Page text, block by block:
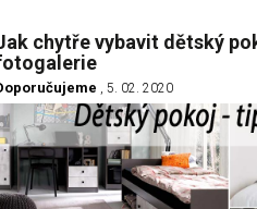
chytře vybavit dětský
, 5. 02. 2020